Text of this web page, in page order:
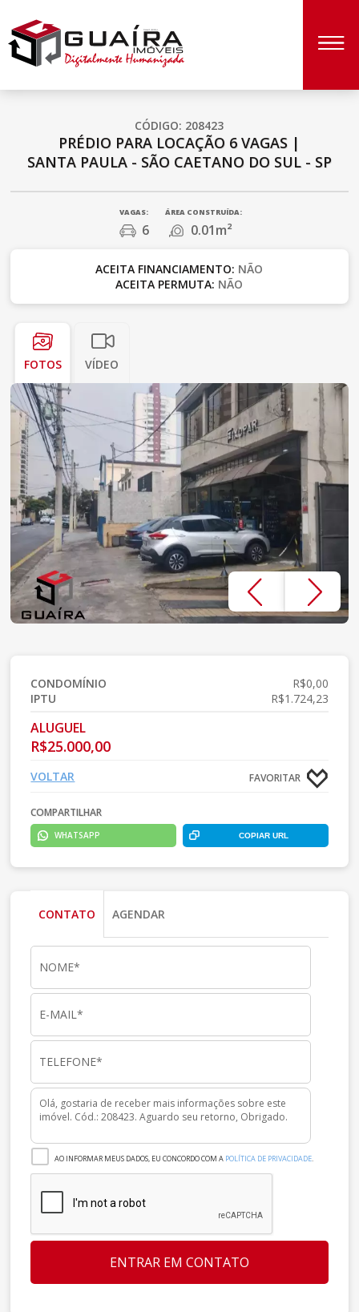
CÓDIGO: 208423
PRÉDIO PARA LOCAÇÃO 6 VAGAS |
SANTA PAULA - SÃO CAETANO DO SUL - SP
VAGAS:
6
ÁREA CONSTRUÍDA:
0.01m²
ACEITA FINANCIAMENTO: NÃO
ACEITA PERMUTA: NÃO
FOTOS VÍDEO
CONDOMÍNIO
R$0,00
IPTU
R$1.724,23
ALUGUEL
R$25.000,00
FAVORITAR
VOLTAR
COMPARTILHAR
WHATSAPP COPIAR URL
CONTATO AGENDAR
AO INFORMAR MEUS DADOS, EU CONCORDO COM A POLÍTICA DE PRIVACIDADE.
ENTRAR EM CONTATO